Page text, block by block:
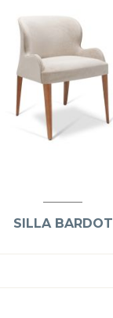
SILLA BARDOT